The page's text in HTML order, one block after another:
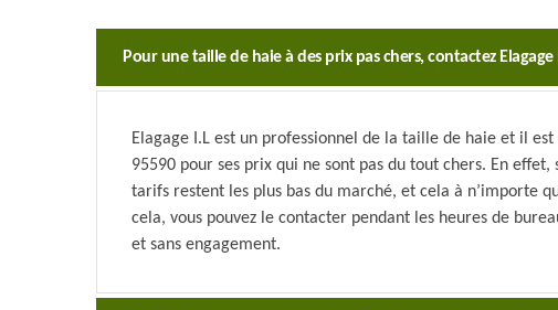
Pour une taille de haie à des prix pas chers, contactez Elagage
Elagage I.L est un professionnel de la taille de haie et il
95590 pour ses prix qui ne sont pas du tout chers. En
tarifs restent les plus bas du marché, et cela à n’importe
cela, vous pouvez le contacter pendant les heures de
et sans engagement.